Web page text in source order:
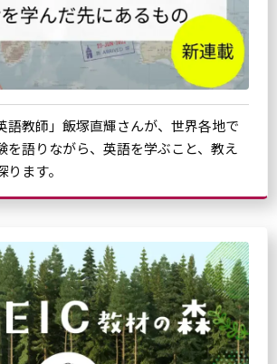
語教師」飯塚直輝さんが、世界各地で
を語りながら、英語を学ぶこと、教え
ます。